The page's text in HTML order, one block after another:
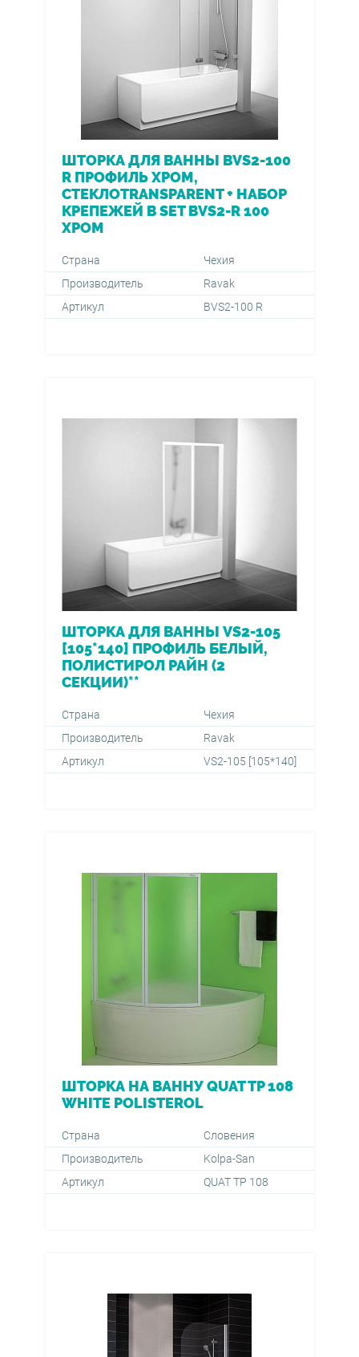
ШТОРКА ДЛЯ ВАННЫ BVS2-100
R ПРОФИЛЬ ХРОМ,
СТЕКЛОTRANSPARENT + НАБОР
КРЕПЕЖЕЙ B SET BVS2-R 100
ХРОМ
Страна
Чехия
Производитель
Ravak
Артикул
BVS2-100 R
ШТОРКА ДЛЯ ВАННЫ VS2-105
[105*140] ПРОФИЛЬ БЕЛЫЙ,
ПОЛИСТИРОЛ РАЙН (2
СЕКЦИИ)**
Страна
Чехия
Производитель
Ravak
Артикул
VS2-105 [105*140]
ШТОРКА НА ВАННУ QUAT TP 108
WHITE POLISTEROL
Страна
Словения
Производитель
Kolpa-San
Артикул
QUAT TP 108